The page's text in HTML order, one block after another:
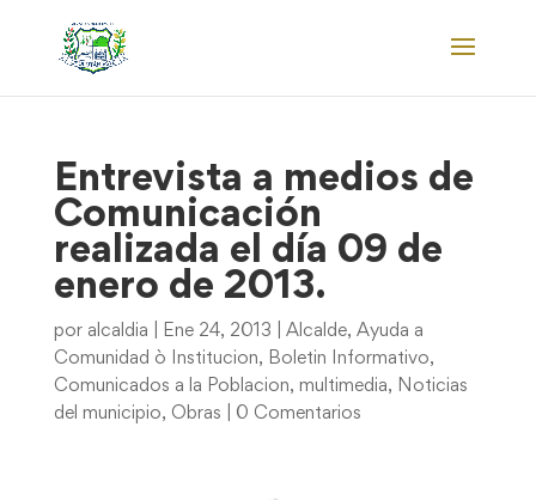
Entrevista a medios de
Comunicación
realizada el día 09 de
enero de 2013.
por alcaldia Ene 24, 2013 Alcalde, Ayuda a
Comunidad ò Institucion, Boletin Informativo,
Comunicados a la Poblacion, multimedia,
Noticias
del municipio, Obras 0 Comentarios